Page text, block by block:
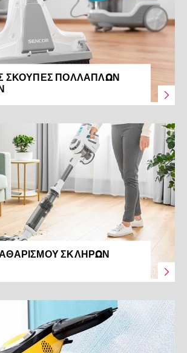
ΣΚΟΎΠΕΣ ΠΟΛΛΑΠΛΏΝ
ΣΚΛΗΡΏΝ